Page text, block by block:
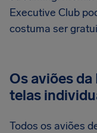
Executive Club
costuma ser
Os aviões
telas
Todos os aviões